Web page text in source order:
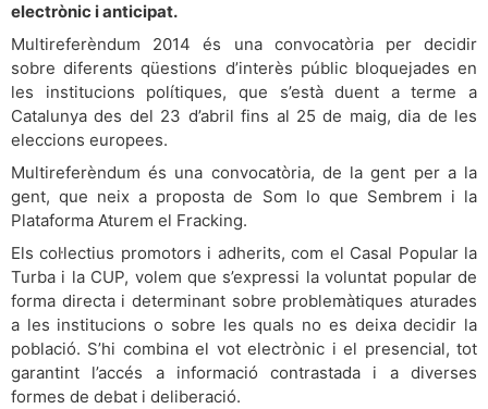
electrònic i anticipat.
Multireferèndum 2014 és una convocatòria per decidir
sobre diferents qüestions d’interès públic bloquejades en
les institucions polítiques, que s’està duent a terme a
Catalunya des del 23 d’abril fins al 25 de maig, dia de les
eleccions europees.
Multireferèndum és una convocatòria, de la gent per a la
gent, que neix a proposta de Som lo que Sembrem i la
Plataforma Aturem el Fracking.
Els col·lectius promotors i adherits, com el Casal Popular la
Turba i la CUP, volem que s’expressi la voluntat popular de
forma directa i determinant sobre problemàtiques aturades
a les institucions o sobre les quals no es deixa decidir la
població. S’hi combina el vot electrònic i el presencial, tot
garantint l’accés a informació contrastada i a diverses
formes de debat i deliberació.